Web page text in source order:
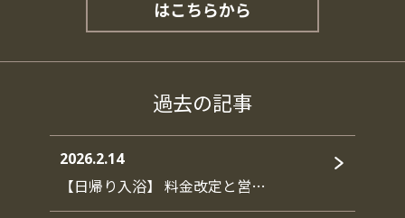
はこちらから
過去の記事
2026.2.14
【日帰り入浴】 料金改定と営…